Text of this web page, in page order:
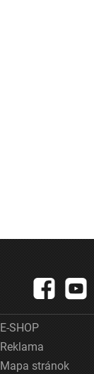
E-SHOP
Reklama
Mapa stránok